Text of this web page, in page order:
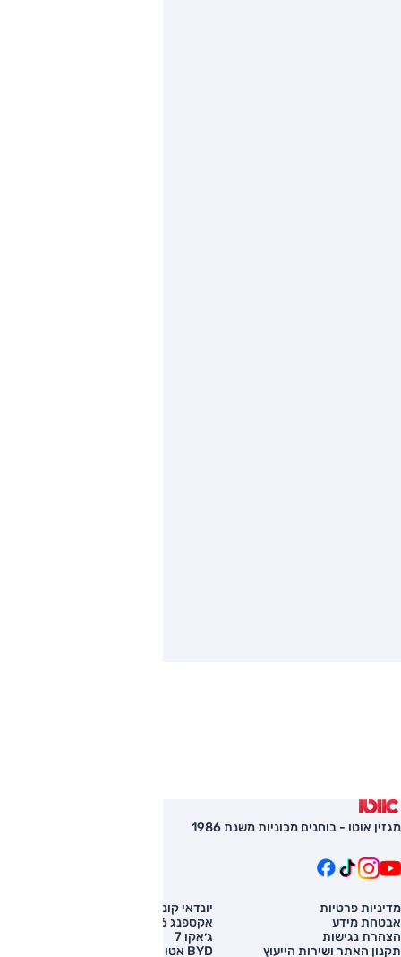
מגזין אוטו - בוחנים מכוניות משנת 1986
מדיניות פרטיות
אבטחת מידע
הצהרת נגישות
תקנון האתר ושירות הייעוץ
יונדאי קונה
אקספנג G6
ג׳אקו 7
BYD אטו 3